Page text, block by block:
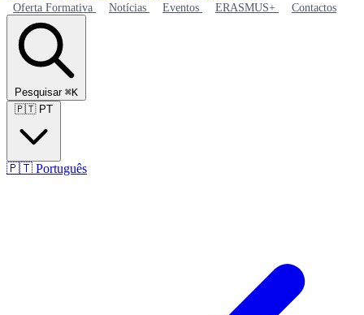
Oferta Formativa Notícias Eventos ERASMUS+ Contactos
Pesquisar ⌘K
🇵🇹 PT
🇵🇹 Português